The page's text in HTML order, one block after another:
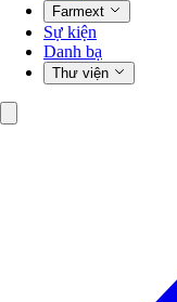
Farmext
Sự kiện
Danh bạ
Thư viện